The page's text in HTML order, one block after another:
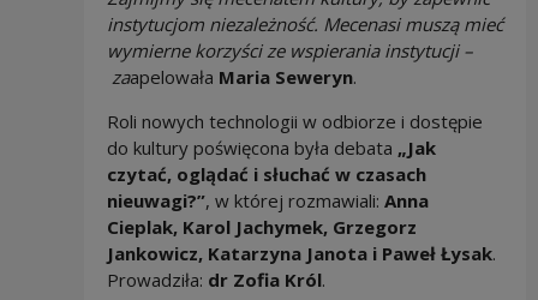
instytucjom niezależność. Mecenasi muszą mieć
wymierne korzyści ze wspierania instytucji –
zaapelowała Maria Seweryn.
Roli nowych technologii w odbiorze i dostępie
do kultury poświęcona była debata „Jak
czytać, oglądać i słuchać w czasach
nieuwagi?”, w której rozmawiali: Anna
Cieplak, Karol Jachymek, Grzegorz
Jankowicz, Katarzyna Janota i Paweł Łysak.
Prowadziła: dr Zofia Król.